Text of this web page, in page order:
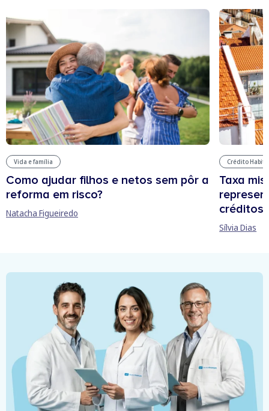
Vida e família
Como ajudar filhos e netos sem pôr a
reforma em risco?
Natacha Figueiredo
Crédito
Taxa
créditos
Sílvia Dias